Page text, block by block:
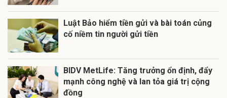
Luật Bảo hiểm tiền gửi và bài toán củng
cố niềm tin người gửi tiền
BIDV MetLife: Tăng trưởng ổn định, đẩy
mạnh công nghệ và lan tỏa giá trị cộng
đồng